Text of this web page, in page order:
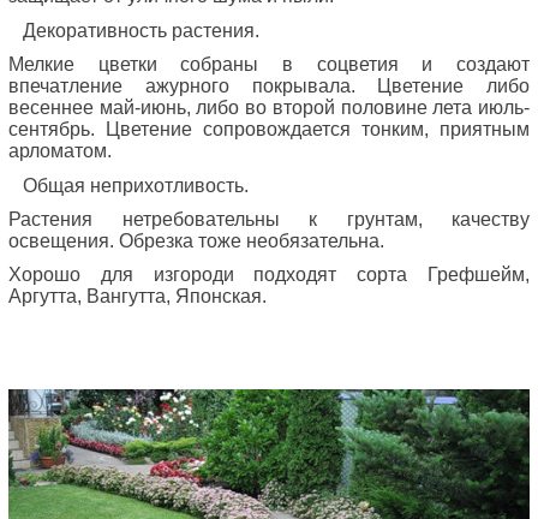
Декоративность растения.
Мелкие цветки собраны в соцветия и создают
впечатление ажурного покрывала. Цветение либо
весеннее май-июнь, либо во второй половине лета июль-
сентябрь. Цветение сопровождается тонким, приятным
арломатом.
Общая неприхотливость.
Растения нетребовательны к грунтам, качеству
освещения. Обрезка тоже необязательна.
Хорошо для изгороди подходят сорта Грефшейм,
Аргутта, Вангутта, Японская.